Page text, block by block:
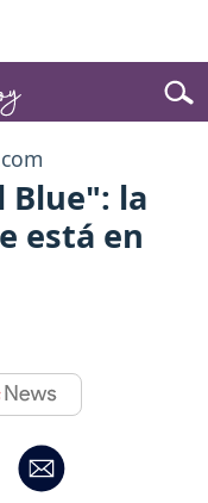
Blue": la
está en